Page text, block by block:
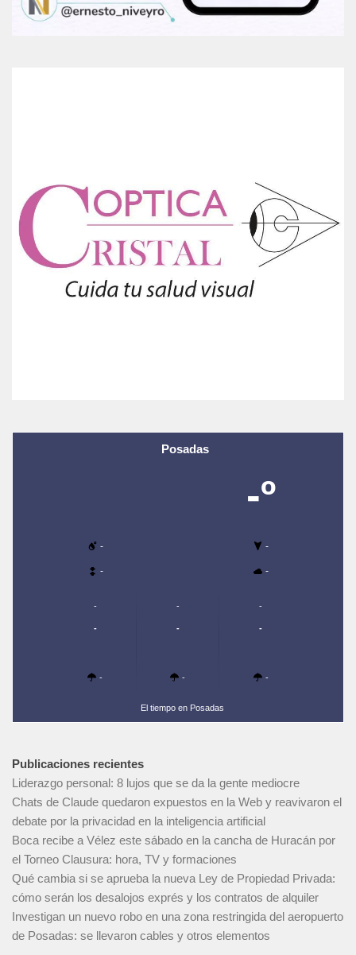
Posadas
-º
- -
- -
-
-
-
-
-
-
-
-
-
El tiempo en Posadas
Publicaciones recientes
Liderazgo personal: 8 lujos que se da la gente mediocre
Chats de Claude quedaron expuestos en la Web y reavivaron el
debate por la privacidad en la inteligencia artificial
Boca recibe a Vélez este sábado en la cancha de Huracán por
el Torneo Clausura: hora, TV y formaciones
Qué cambia si se aprueba la nueva Ley de Propiedad Privada:
cómo serán los desalojos exprés y los contratos de alquiler
Investigan un nuevo robo en una zona restringida del aeropuerto
de Posadas: se llevaron cables y otros elementos